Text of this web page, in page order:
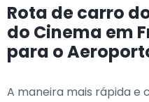
Rota de carro
do Cinema em
para o
A maneira mais rápida e